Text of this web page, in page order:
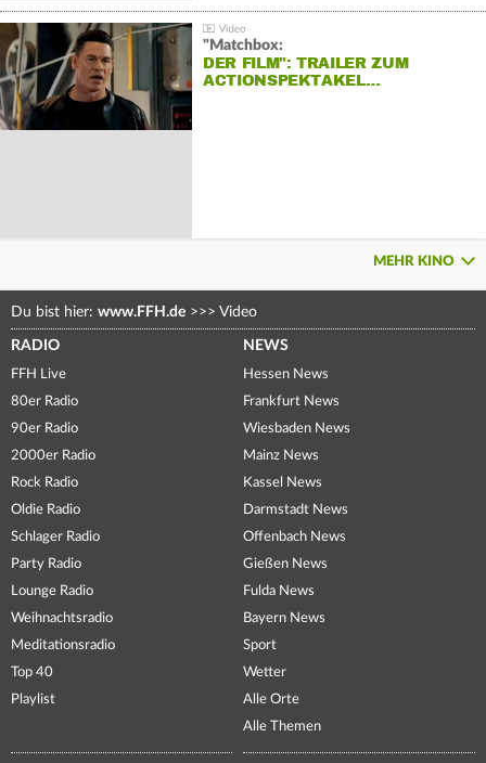
"Matchbox:
DER FILM": TRAILER ZUM
ACTIONSPEKTAKEL…
MEHR KINO
Du bist hier: www.FFH.de >>> Video
RADIO
FFH Live
80er Radio
90er Radio
2000er Radio
Rock Radio
Oldie Radio
Schlager Radio
Party Radio
Lounge Radio
Weihnachtsradio
Meditationsradio
Top 40
Playlist
NEWS
Hessen News
Frankfurt News
Wiesbaden News
Mainz News
Kassel News
Darmstadt News
Offenbach News
Gießen News
Fulda News
Bayern News
Sport
Wetter
Alle Orte
Alle Themen